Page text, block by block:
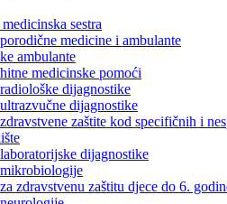
sestra
medicine i ambulante
ambulante
medicinske pomoći
dijagnostike
dijagnostike
zaštite kod specifičnih i
dijagnostike
zdravstvenu zaštitu djece do 6.